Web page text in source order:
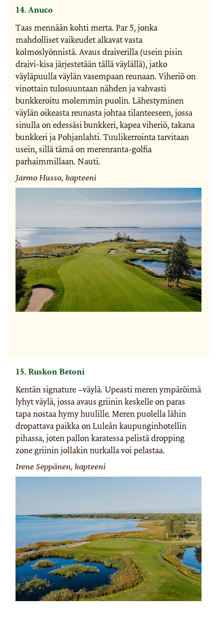
14. Anuco
Taas mennään kohti merta. Par 5, jonka
mahdolliset vaikeudet alkavat vasta
kolmoslyönnistä. Avaus draiverilla (usein pisin
draivi-kisa järjestetään tällä väylällä), jatko
väyläpuulla väylän vasempaan reunaan. Viheriö on
vinottain tulosuuntaan nähden ja vahvasti
bunkkeroitu molemmin puolin. Lähestyminen
väylän oikeasta reunasta johtaa tilanteeseen, jossa
sinulla on edessäsi bunkkeri, kapea viheriö, takana
bunkkeri ja Pohjanlahti. Tuulikerrointa tarvitaan
usein, sillä tämä on merenranta-golfia
parhaimmillaan. Nauti.
Jarmo Husso, kapteeni
15. Ruskon Betoni
Kentän signature –väylä. Upeasti meren ympäröimä
lyhyt väylä, jossa avaus griinin keskelle on paras
tapa nostaa hymy huulille. Meren puolella lähin
dropattava paikka on Luleån kaupunginhotellin
pihassa, joten pallon karatessa pelistä dropping
zone griinin jollakin nurkalla voi pelastaa.
Irene Seppänen, kapteeni